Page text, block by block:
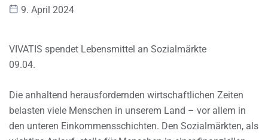
9. April 2024
VIVATIS spendet Lebensmittel an Sozialmärkte
09.04.
Die anhaltend herausfordernden wirtschaftlichen Zeiten
belasten viele Menschen in unserem Land – vor allem in
den unteren Einkommensschichten. Den Sozialmärkten, als